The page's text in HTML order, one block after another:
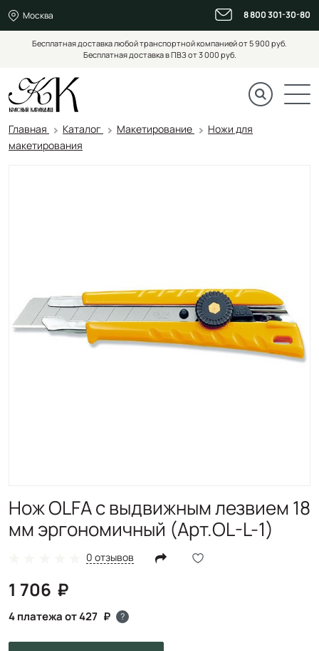
Москва 8 800 301-30-80
Бесплатная доставка любой транспортной компанией от 5 900 руб.
Бесплатная доставка в ПВЗ от 3 000 руб.
Главная Каталог Макетирование
Ножи для
макетирования
Нож OLFA с выдвижным лезвием 18
мм эргономичный (Арт.OL-L-1)
0 отзывов
1 706
4 платежа от 427 ?